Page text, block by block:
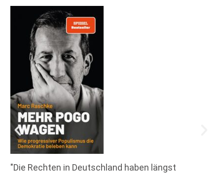
"Die Rechten in Deutschland haben längst